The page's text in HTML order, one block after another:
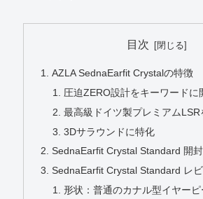
目次
AZLA SednaEarfit Crystalの特徴
圧迫ZERO設計をキーワードに
最高級ドイツ製プレミアムLSR
3Dサラウンドに特化
SednaEarfit Crystal Standard 開封
SednaEarfit Crystal Standard レ
形状：普通のカナル型イヤーピ